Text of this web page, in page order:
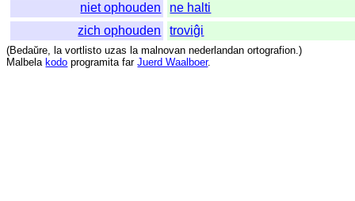
niet ophouden
ne halti
zich ophouden
troviĝi
(Bedaŭre, la vortlisto uzas la malnovan nederlandan ortografion.)
Malbela kodo programita far Juerd Waalboer.